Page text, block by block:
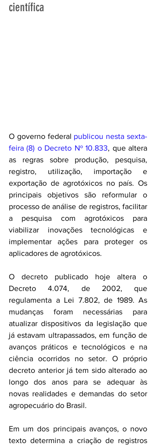
científica
O governo federal publicou nesta sexta-
feira (8) o Decreto Nº 10.833, que altera
as regras sobre produção, pesquisa,
registro, utilização, importação e
exportação de agrotóxicos no país. Os
principais objetivos são reformular o
processo de análise de registros, facilitar
a pesquisa com agrotóxicos para
viabilizar inovações tecnológicas e
implementar ações para proteger os
aplicadores de agrotóxicos.
O decreto publicado hoje altera o
Decreto 4.074, de 2002, que
regulamenta a Lei 7.802, de 1989. As
mudanças foram necessárias para
atualizar dispositivos da legislação que
já estavam ultrapassados, em função de
avanços práticos e tecnológicos e na
ciência ocorridos no setor. O próprio
decreto anterior já tem sido alterado ao
longo dos anos para se adequar às
novas realidades e demandas do setor
agropecuário do Brasil.
Em um dos principais avanços, o novo
texto determina a criação de registros